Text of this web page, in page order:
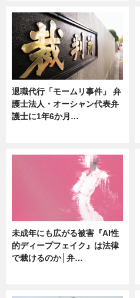
退職代行「モームリ事件」 弁
護士法人・オーシャン代表弁
護士に1年6か月…
未成年にも広がる被害『AI性
的ディープフェイク』は法律
で裁けるのか│弁…